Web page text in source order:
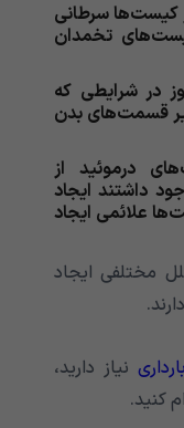
کیست‌ها سرطانی
تخمدان
در شرایطی که
قسمت‌های بدن
درموئید از
داشتند ایجاد
علائمی ایجاد
مختلفی ایجاد
نیاز دارید،
کنید.